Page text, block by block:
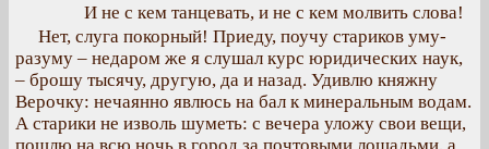
И не с кем танцевать, и не с кем молвить слова!
Нет, слуга покорный! Приеду, поучу стариков уму-
разуму – недаром же я слушал курс юридических наук,
– брошу тысячу, другую, да и назад. Удивлю княжну
Верочку: нечаянно явлюсь на бал к минеральным водам.
А старики не изволь шуметь: с вечера уложу свои вещи,